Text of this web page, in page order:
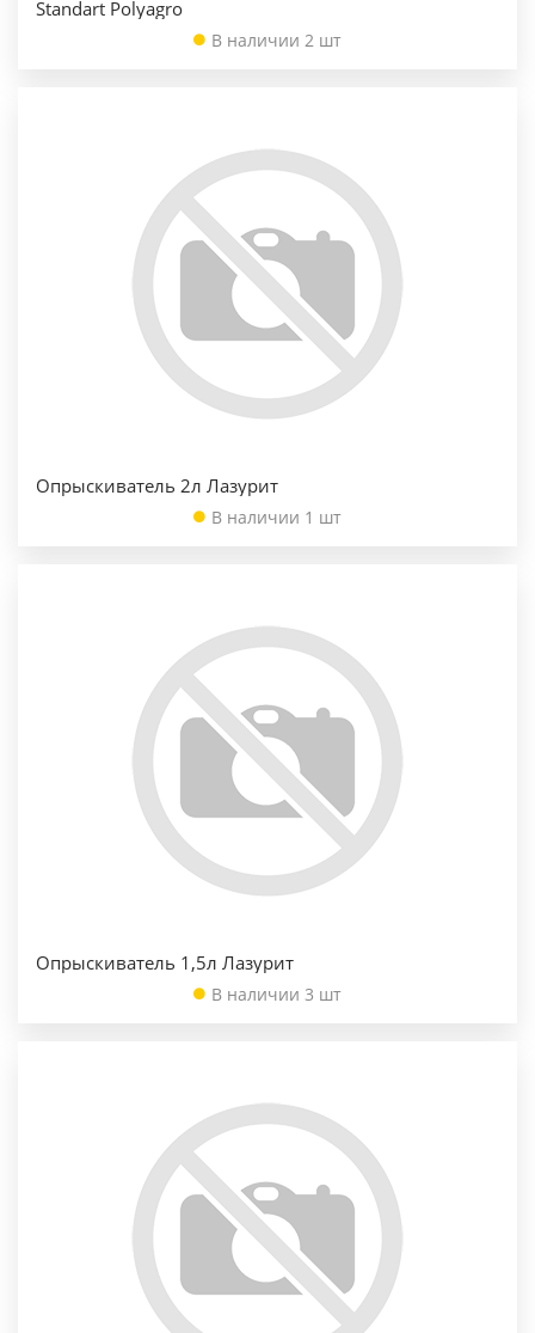
Standart Polyagro
В наличии 2 шт
Опрыскиватель 2л Лазурит
В наличии 1 шт
Опрыскиватель 1,5л Лазурит
В наличии 3 шт